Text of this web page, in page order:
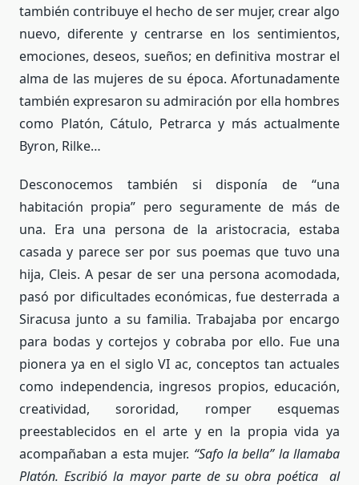
también contribuye el hecho de ser mujer, crear algo
nuevo, diferente y centrarse en los sentimientos,
emociones, deseos, sueños; en definitiva mostrar el
alma de las mujeres de su época. Afortunadamente
también expresaron su admiración por ella hombres
como Platón, Cátulo, Petrarca y más actualmente
Byron, Rilke…
Desconocemos también si disponía de “una
habitación propia” pero seguramente de más de
una. Era una persona de la aristocracia, estaba
casada y parece ser por sus poemas que tuvo una
hija, Cleis. A pesar de ser una persona acomodada,
pasó por dificultades económicas, fue desterrada a
Siracusa junto a su familia. Trabajaba por encargo
para bodas y cortejos y cobraba por ello. Fue una
pionera ya en el siglo VI ac, conceptos tan actuales
como independencia, ingresos propios, educación,
creatividad, sororidad, romper esquemas
preestablecidos en el arte y en la propia vida ya
acompañaban a esta mujer. “Safo la bella” la llamaba
Platón. Escribió la mayor parte de su obra poética al